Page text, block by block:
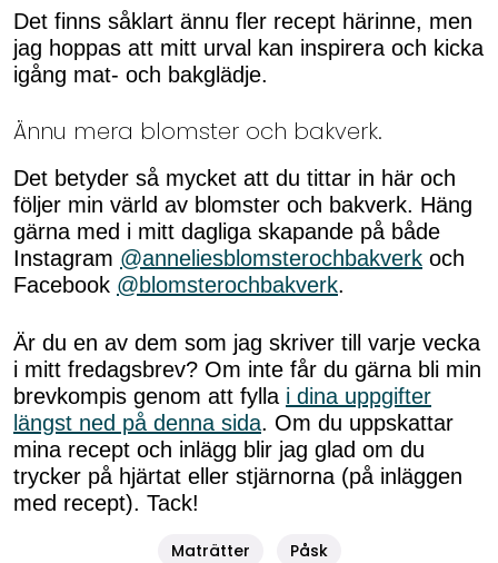
Det finns såklart ännu fler recept härinne, men
jag hoppas att mitt urval kan inspirera och kicka
igång mat- och bakglädje.
Ännu mera blomster och bakverk.
Det betyder så mycket att du tittar in här och
följer min värld av blomster och bakverk. Häng
gärna med i mitt dagliga skapande på både
Instagram @anneliesblomsterochbakverk och
Facebook @blomsterochbakverk.
Är du en av dem som jag skriver till varje vecka
i mitt fredagsbrev? Om inte får du gärna bli min
brevkompis genom att fylla i dina uppgifter
längst ned på denna sida. Om du uppskattar
mina recept och inlägg blir jag glad om du
trycker på hjärtat eller stjärnorna (på inläggen
med recept). Tack!
Maträtter Påsk